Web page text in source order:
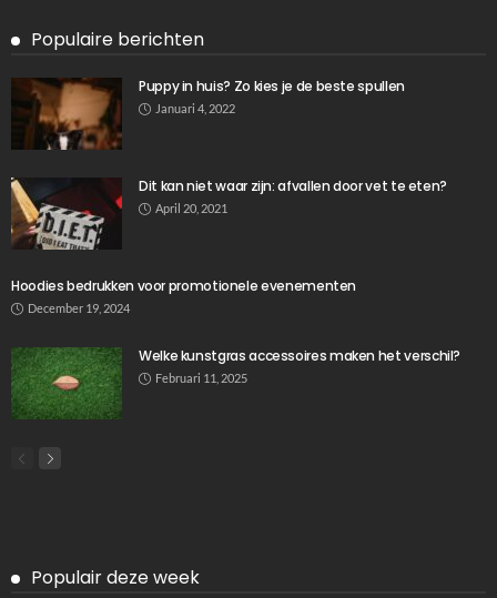
Populaire berichten
Puppy in huis? Zo kies je de beste spullen
Januari 4, 2022
Dit kan niet waar zijn: afvallen door vet te eten?
April 20, 2021
Hoodies bedrukken voor promotionele evenementen
December 19, 2024
Welke kunstgras accessoires maken het verschil?
Februari 11, 2025
Populair deze week